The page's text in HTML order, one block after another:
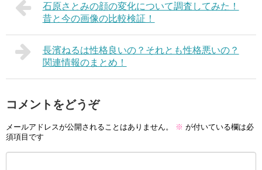
石原さとみの顔の変化について調査してみた！
昔と今の画像の比較検証！
長濱ねるは性格良いの？それとも性格悪いの？
関連情報のまとめ！
コメントをどうぞ
メールアドレスが公開されることはありません。 ※ が付いている欄は必
須項目です